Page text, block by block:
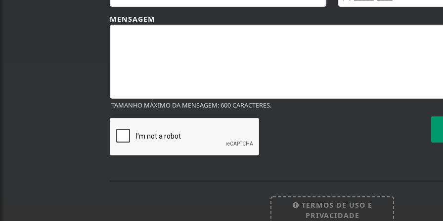
MENSAGEM
TAMANHO MÁXIMO DA MENSAGEM: 600 CARACTERES.
TERMOS DE USO E
PRIVACIDADE